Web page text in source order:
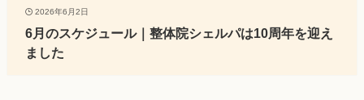
2026年6月2日
6月のスケジュール｜整体院シェルパは10周年を迎え
ました